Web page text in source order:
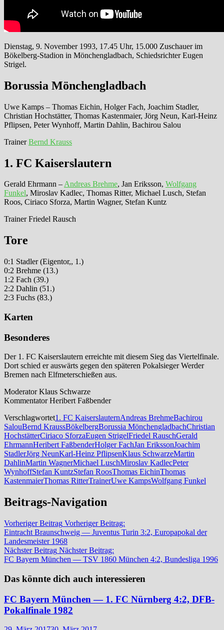
Dienstag, 9. November 1993, 17.45 Uhr, 15.000 Zuschauer im
Bökelberg-Stadion in Mönchengladbach, Schiedsrichter Eugen
Strigel.
Borussia Mönchengladbach
Uwe Kamps – Thomas Eichin, Holger Fach, Joachim Stadler,
Christian Hochstätter, Thomas Kastenmaier, Jörg Neun, Karl-Heinz
Pflipsen, Peter Wynhoff, Martin Dahlin, Bachirou Salou
TrainerBernd Krauss
1. FC Kaiserslautern
Gerald Ehrmann –Andreas Brehme, Jan Eriksson, Wolfgang
Funkel, Miroslav Kadlec, Thomas Ritter, Michael Lusch, Stefan
Roos, Ciriaco Sforza, Martin Wagner, Stefan Kuntz
Trainer Friedel Rausch
Tore
0:1 Stadler (Eigentor,, 1.)
0:2 Brehme (13.)
1:2 Fach (39.)
2:2 Dahlin (51.)
2:3 Fuchs (83.)
Karten
Besonderes
Der 1. FC Kaiserslautern erreichte mit diesem Sieg das Viertelfinale.
Dort schied er auswärts gegen den späteren Pokalsieger Werder
Bremen nach Elfmeterschießen aus.
Moderator Klaus Schwarze
Kommentator Heribert Faßbender
Verschlagwortet1. FC KaiserslauternAndreas BrehmeBachirou
SalouBernd KraussBökelbergBorussia MönchengladbachChristian
HochstätterCiriaco SforzaEugen StrigelFriedel RauschGerald
EhrmannHeribert FaßbenderHolger FachJan ErikssonJoachim
StadlerJörg NeunKarl-Heinz PflipsenKlaus SchwarzeMartin
DahlinMartin WagnerMichael LuschMiroslav KadlecPeter
WynhoffStefan KuntzStefan RoosThomas EichinThomas
KastenmaierThomas RitterTrainerUwe KampsWolfgang Funkel
Beitrags-Navigation
Vorheriger Beitrag Vorheriger Beitrag:
Eintracht Braunschweig — Juventus Turin 3:2, Europapokal der
Landesmeister 1968
Nächster Beitrag Nächster Beitrag:
FC Bayern München — TSV 1860 München 4:2, Bundesliga 1996
Das könnte dich auch interessieren
FC Bayern München — 1. FC Nürnberg 4:2, DFB-
Pokalfinale 1982